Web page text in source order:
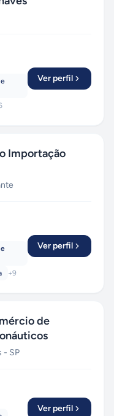
Ver perfil
Importação
+9
Ver perfil
de
- SP
Ver perfil